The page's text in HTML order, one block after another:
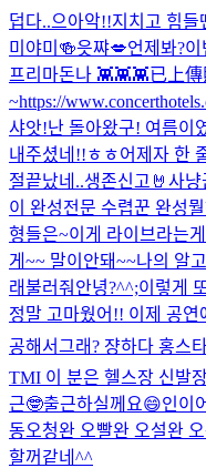
덥다..으아악!!지치고 힘들
미야미🍻읏쨔💋언제봐?이
프리마돈나 👾👾👾已上傳
~https://
샤앗!난 돌아왔구! 여름이
내주셨네!!ㅎㅎ어제자 한
절끝났네..생존신고🤘 사냥
이 완성전문 수렵꾼 완성
형들은~이게 라이브라는
게~~ 말이안돼~~나의 알
래불러줘 안녕?^^;이렇게
정말 고마웠어!! 이제 공
공해서그래? 쟝하다 홍스
TMI 이 분은 헬스장 신발
근🤓출근하실께요😄인이
동오청완 오빨완 오설완
할꺼같네^^